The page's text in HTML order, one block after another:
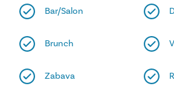
Bar/Salon
Brunch
Zabava